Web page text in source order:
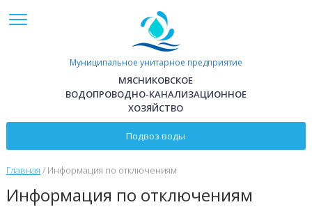
Муниципальное унитарное предприятие
МЯСНИКОВСКОЕ
ВОДОПРОВОДНО-КАНАЛИЗАЦИОННОЕ
ХОЗЯЙСТВО
Подвоз воды
Главная / Информация по отключениям
Информация по отключениям